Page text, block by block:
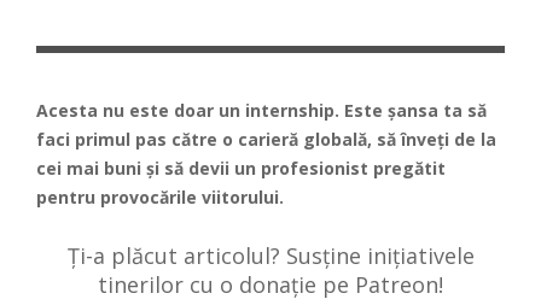
Acesta nu este doar un internship. Este șansa ta să
faci primul pas către o carieră globală, să înveți de la
cei mai buni și să devii un profesionist pregătit
pentru provocările viitorului.
Ți-a plăcut articolul? Susține inițiativele
tinerilor cu o donație pe Patreon!